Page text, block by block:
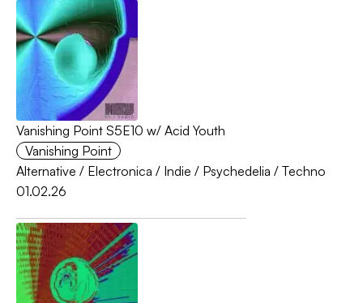
Vanishing Point S5E10 w/ Acid Youth
Vanishing Point
Alternative / Electronica / Indie / Psychedelia / Techno
01.02.26